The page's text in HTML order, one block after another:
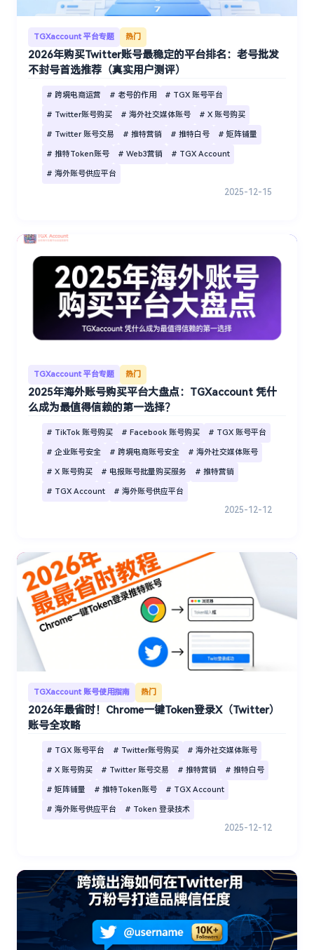
TGXaccount 平台专题 热门
2026年购买Twitter账号最稳定的平台排名：老号批发
不封号首选推荐（真实用户测评）
# 跨境电商运营 # 老号的作用 # TGX 账号平台
# Twitter账号购买 # 海外社交媒体账号 # X 账号购买
# Twitter 账号交易 # 推特营销 # 推特白号 # 矩阵铺量
# 推特Token账号 # Web3营销 # TGX Account
# 海外账号供应平台
2025-12-15
TGXaccount 平台专题 热门
2025年海外账号购买平台大盘点：TGXaccount 凭什
么成为最值得信赖的第一选择？
# TikTok 账号购买 # Facebook 账号购买 # TGX 账号平台
# 企业账号安全 # 跨境电商账号安全 # 海外社交媒体账号
# X 账号购买 # 电报账号批量购买服务 # 推特营销
# TGX Account # 海外账号供应平台
2025-12-12
TGXaccount 账号使用指南 热门
2026年最省时！Chrome一键Token登录X（Twitter）
账号全攻略
# TGX 账号平台 # Twitter账号购买 # 海外社交媒体账号
# X 账号购买 # Twitter 账号交易 # 推特营销 # 推特白号
# 矩阵铺量 # 推特Token账号 # TGX Account
# 海外账号供应平台 # Token 登录技术
2025-12-12